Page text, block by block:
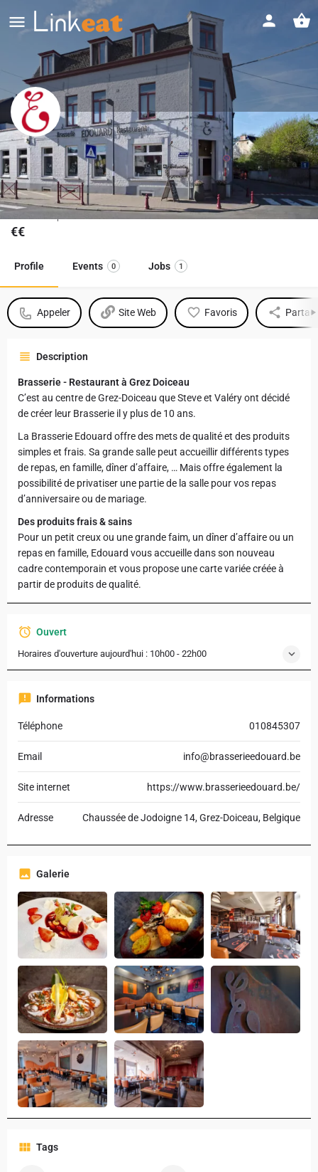
Brasserie Edouard
La Brasserie Edouard, bien plus qu’une brasserie de village,
une brasserie où on s’y sent bien !
€€
Profile Events 0 Jobs 1
Appeler Site Web Favoris
Description
Brasserie - Restaurant à Grez Doiceau
C’est au centre de Grez-Doiceau que Steve et Valéry ont décidé
de créer leur Brasserie il y plus de 10 ans.
La Brasserie Edouard offre des mets de qualité et des produits
simples et frais. Sa grande salle peut accueillir différents types
de repas, en famille, dîner d’affaire, … Mais offre également la
possibilité de privatiser une partie de la salle pour vos repas
d’anniversaire ou de mariage.
Des produits frais & sains
Pour un petit creux ou une grande faim, un dîner d’affaire ou un
repas en famille, Edouard vous accueille dans son nouveau
cadre contemporain et vous propose une carte variée créée à
partir de produits de qualité.
Ouvert
Horaires d'ouverture aujourd'hui : 10h00 - 22h00
Informations
Téléphone 010845307
Email info@brasserieedouard.be
Site internet https://www.brasserieedouard.be/
Adresse Chaussée de Jodoigne 14, Grez-Doiceau, Belgique
Galerie
Tags